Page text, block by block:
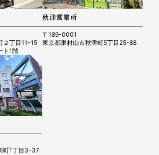
２丁目11-15
ト1階
秋津営業所
〒189-0001
東京都東村山市秋津町5丁目25-88
町1丁目3-37